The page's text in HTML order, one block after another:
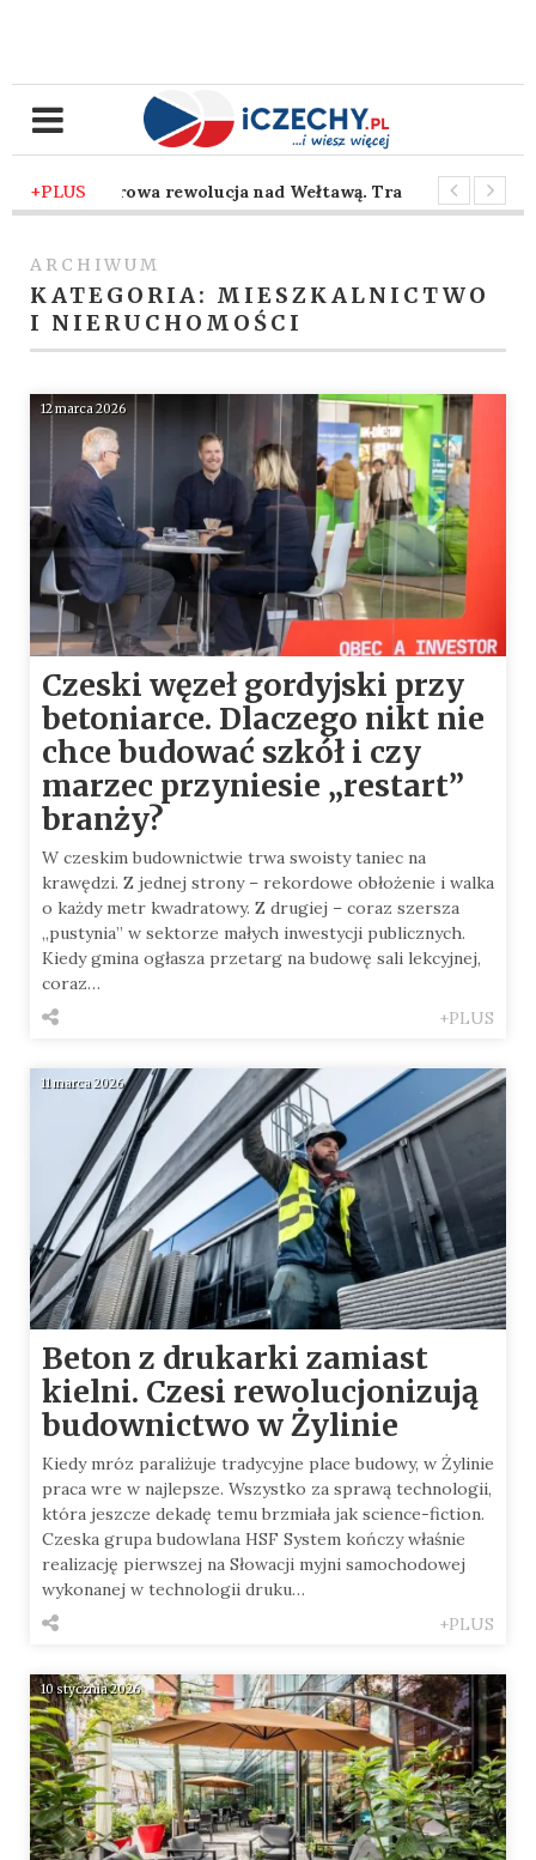
+PLUS
- Cyfrowa rewolucja nad Wełtawą. Traficon wprowadza
ARCHIWUM
KATEGORIA: MIESZKALNICTWO
I NIERUCHOMOŚCI
12 marca 2026
Czeski węzeł gordyjski przy
betoniarce. Dlaczego nikt nie
chce budować szkół i czy
marzec przyniesie „restart”
branży?
W czeskim budownictwie trwa swoisty taniec na
krawędzi. Z jednej strony – rekordowe obłożenie i walka
o każdy metr kwadratowy. Z drugiej – coraz szersza
„pustynia” w sektorze małych inwestycji publicznych.
Kiedy gmina ogłasza przetarg na budowę sali lekcyjnej,
coraz…
+PLUS
11 marca 2026
Beton z drukarki zamiast
kielni. Czesi rewolucjonizują
budownictwo w Żylinie
Kiedy mróz paraliżuje tradycyjne place budowy, w Żylinie
praca wre w najlepsze. Wszystko za sprawą technologii,
która jeszcze dekadę temu brzmiała jak science-fiction.
Czeska grupa budowlana HSF System kończy właśnie
realizację pierwszej na Słowacji myjni samochodowej
wykonanej w technologii druku…
+PLUS
10 stycznia 2026